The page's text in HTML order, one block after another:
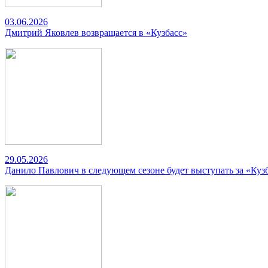
03.06.2026
Дмитрий Яковлев возвращается в «Кузбасс»
29.05.2026
Данило Павлович в следующем сезоне будет выступать за